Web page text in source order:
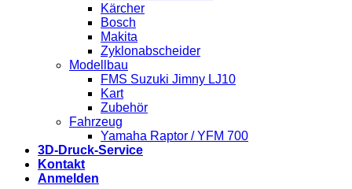
Kärcher
Bosch
Makita
Zyklonabscheider
Modellbau
FMS Suzuki Jimny LJ10
Kart
Zubehör
Fahrzeug
Yamaha Raptor / YFM 700
3D-Druck-Service
Kontakt
Anmelden